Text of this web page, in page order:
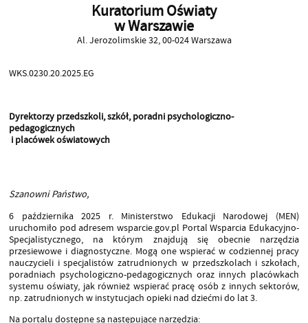
Kuratorium Oświaty
w Warszawie
Al. Jerozolimskie 32, 00-024 Warszawa
WKS.0230.20.2025.EG
Dyrektorzy przedszkoli, szkół, poradni psychologiczno-
pedagogicznych
i placówek oświatowych
Szanowni Państwo,
6 października 2025 r. Ministerstwo Edukacji Narodowej (MEN)
uruchomiło pod adresem wsparcie.gov.pl Portal Wsparcia Edukacyjno-
Specjalistycznego, na którym znajdują się obecnie narzędzia
przesiewowe i diagnostyczne. Mogą one wspierać w codziennej pracy
nauczycieli i specjalistów zatrudnionych w przedszkolach i szkołach,
poradniach psychologiczno-pedagogicznych oraz innych placówkach
systemu oświaty, jak również wspierać pracę osób z innych sektorów,
np. zatrudnionych w instytucjach opieki nad dziećmi do lat 3.
Na portalu dostępne są następujące narzędzia: